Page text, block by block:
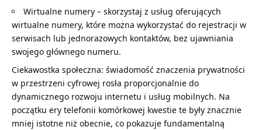
Wirtualne numery – skorzystaj z usług oferujących
wirtualne numery, które można wykorzystać do rejestracji w
serwisach lub jednorazowych kontaktów, bez ujawniania
swojego głównego numeru.
Ciekawostka społeczna: świadomość znaczenia prywatności
w przestrzeni cyfrowej rosła proporcjonalnie do
dynamicznego rozwoju internetu i usług mobilnych. Na
początku ery telefonii komórkowej kwestie te były znacznie
mniej istotne niż obecnie, co pokazuje fundamentalną